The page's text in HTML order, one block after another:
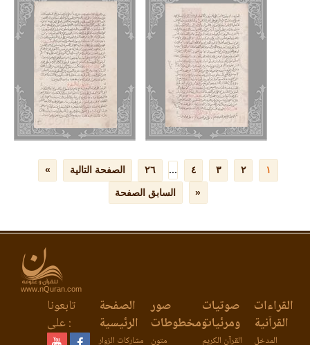
www.nQuran.com
القراءات
القرآنية
المدخل
صوتيات
ومرئيات
القرآن الكريم
صور
ومخطوطات
متون
الصفحة
الرئيسية
مشاركات الزوار
تابعونا
على :